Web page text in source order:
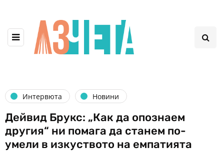
Интервюта Новини
Дейвид Брукс: „Как да опознаем
другия“ ни помага да станем по-
умели в изкуството на емпатията